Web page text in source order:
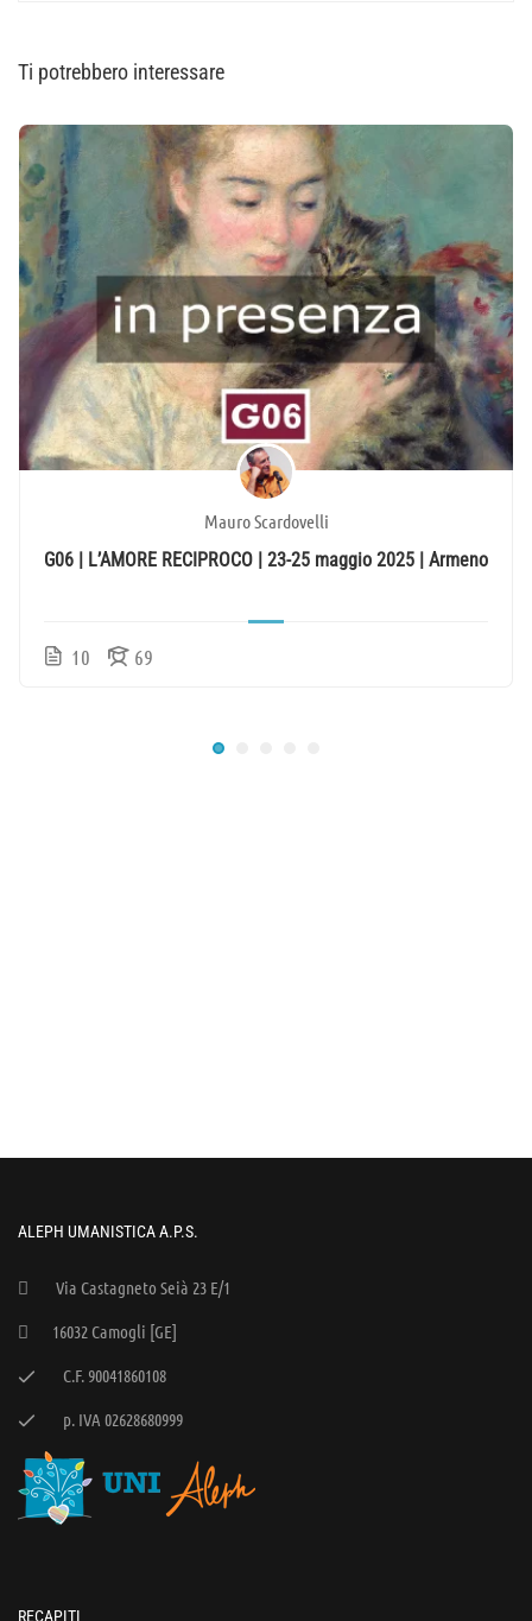
Ti potrebbero interessare
Mauro Scardovelli
G06 | L’AMORE RECIPROCO | 23-25 maggio 2025 | Armeno
10 69
ALEPH UMANISTICA A.P.S.
Via Castagneto Seià 23 E/1
16032 Camogli [GE]
C.F. 90041860108
p. IVA 02628680999
RECAPITI